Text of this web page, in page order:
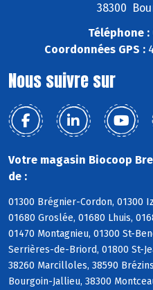
38300
Téléphone :
Coordonnées GPS :
Nous suivre sur
Votre magasin Biocoop
de :
01300 Brégnier-Cordon, 01300
01680 Groslée, 01680 Lhuis,
01470 Montagnieu, 01300 St-
Serrières-de-Briord, 01800 St-
38260 Marcilloles, 38590
Bourgoin-Jallieu, 38300